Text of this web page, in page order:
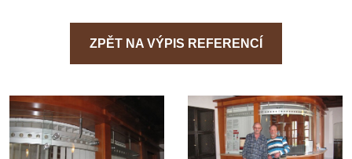
ZPĚT NA VÝPIS REFERENCÍ